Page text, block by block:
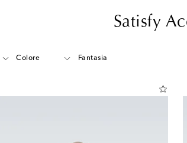
Satisfy
Colore Fantasia